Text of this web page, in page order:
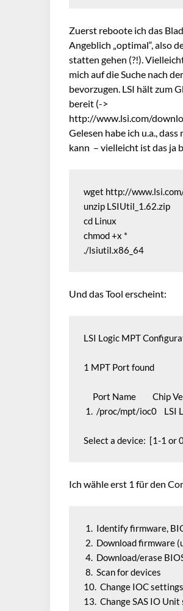
Zuerst reboote ich das
Angeblich „optimal“, also
statten gehen (?!).
mich auf die Suche nach
bevorzugen. LSI hält zum
bereit (->
http://www.lsi.com/
Gelesen habe ich u.a.,
kann – vielleicht ist das ja
wget http://
unzip LSIUtil_1.62.zip
cd Linux
chmod +x *
./lsiutil.x86_64
Und das Tool erscheint:
LSI Logic MPT
1 MPT Port found
Port Name
1.  /proc/mpt/ioc0    LSI
Select a device:  [1-1 or
Ich wähle erst 1 für den
1.  Identify firmware,
2.  Download firmware
4.  Download/erase
8.  Scan for
10.  Change IOC
13.  Change SAS